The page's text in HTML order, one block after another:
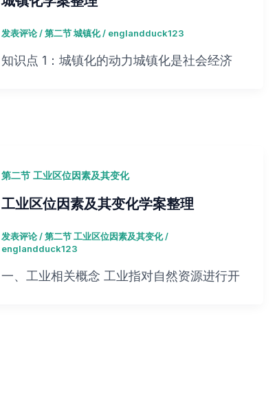
发表评论/第二节 城镇化/ englandduck123
知识点 1：城镇化的动力城镇化是社会经济
第二节 工业区位因素及其变化
工业区位因素及其变化学案整理
发表评论/第二节 工业区位因素及其变化/
englandduck123
一、工业相关概念 工业指对自然资源进行开